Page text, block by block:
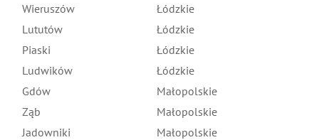
Wieruszów
Łódzkie
Lututów
Łódzkie
Piaski
Łódzkie
Ludwików
Łódzkie
Gdów
Małopolskie
Ząb
Małopolskie
Jadowniki
Małopolskie